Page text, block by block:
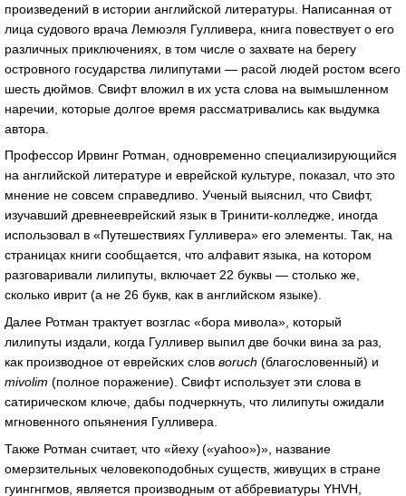
произведений в истории английской литературы. Написанная от
лица судового врача Лемюэля Гулливера, книга повествует о его
различных приключениях, в том числе о захвате на берегу
островного государства лилипутами — расой людей ростом всего
шесть дюймов. Свифт вложил в их уста слова на вымышленном
наречии, которые долгое время рассматривались как выдумка
автора.
Профессор Ирвинг Ротман, одновременно специализирующийся
на английской литературе и еврейской культуре, показал, что это
мнение не совсем справедливо. Ученый выяснил, что Свифт,
изучавший древнееврейский язык в Тринити-колледже, иногда
использовал в «Путешествиях Гулливера» его элементы. Так, на
страницах книги сообщается, что алфавит языка, на котором
разговаривали лилипуты, включает 22 буквы — столько же,
сколько иврит (а не 26 букв, как в английском языке).
Далее Ротман трактует возглас «бора мивола», который
лилипуты издали, когда Гулливер выпил две бочки вина за раз,
как производное от еврейских слов вoruch (благословенный) и
mivolim (полное поражение). Свифт использует эти слова в
сатирическом ключе, дабы подчеркнуть, что лилипуты ожидали
мгновенного опьянения Гулливера.
Также Ротман считает, что «йеху («yahoo»)», название
омерзительных человекоподобных существ, живущих в стране
гуингнгмов, является производным от аббревиатуры YHVH,